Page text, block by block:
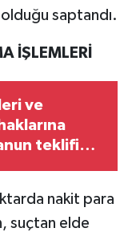
saptandı.
İŞLEMLERİ
ve
teklifi
nakit para
suçtan elde